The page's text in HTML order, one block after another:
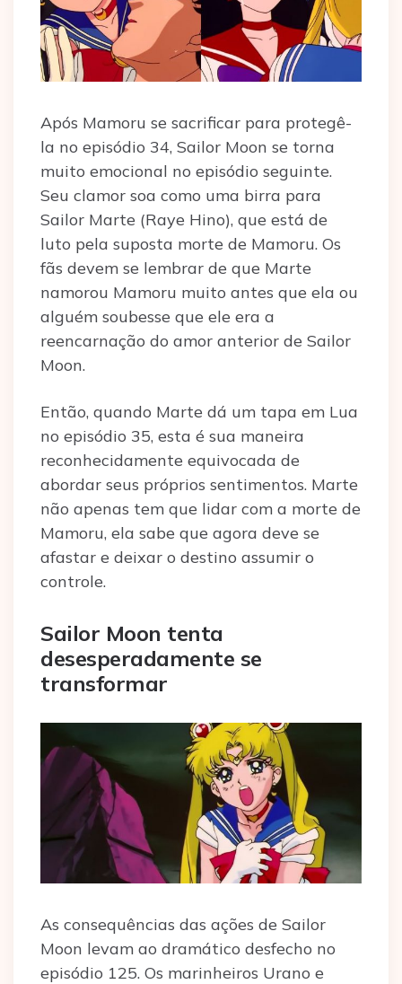
Após Mamoru se sacrificar para protegê-
la no episódio 34, Sailor Moon se torna
muito emocional no episódio seguinte.
Seu clamor soa como uma birra para
Sailor Marte (Raye Hino), que está de
luto pela suposta morte de Mamoru. Os
fãs devem se lembrar de que Marte
namorou Mamoru muito antes que ela ou
alguém soubesse que ele era a
reencarnação do amor anterior de Sailor
Moon.
Então, quando Marte dá um tapa em Lua
no episódio 35, esta é sua maneira
reconhecidamente equivocada de
abordar seus próprios sentimentos. Marte
não apenas tem que lidar com a morte de
Mamoru, ela sabe que agora deve se
afastar e deixar o destino assumir o
controle.
Sailor Moon tenta
desesperadamente se
transformar
As consequências das ações de Sailor
Moon levam ao dramático desfecho no
episódio 125. Os marinheiros Urano e